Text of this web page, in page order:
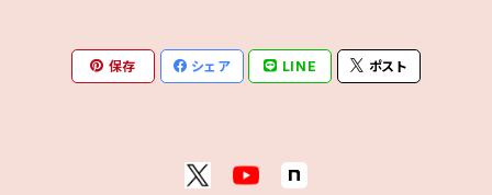
保存 シェア LINE ポスト